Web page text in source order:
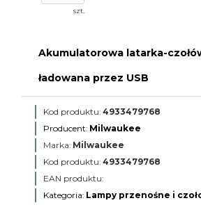
szt.
Akumulatorowa latarka-
ładowana przez USB
Kod produktu: 4933479768
Producent: Milwaukee
Marka: Milwaukee
Kod produktu: 4933479768
EAN produktu:
Kategoria: Lampy przenośne i